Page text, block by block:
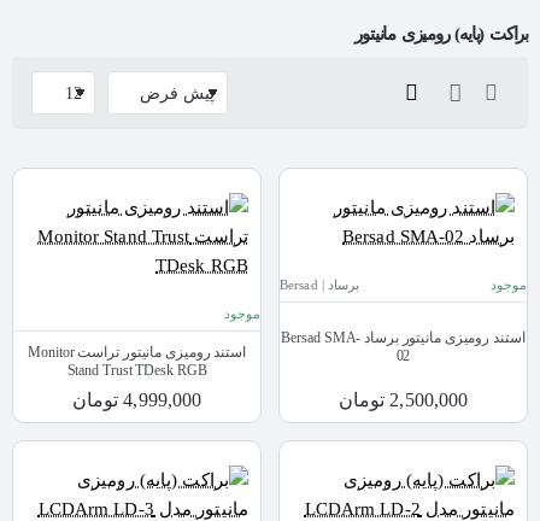
براکت (پایه) رومیزی مانیتور
موجود برساد | Bersad
استند رومیزی مانیتور برساد Bersad SMA-
02
2,500,000 تومان
موجود
استند رومیزی مانیتور تراست Monitor
Stand Trust TDesk RGB
4,999,000 تومان